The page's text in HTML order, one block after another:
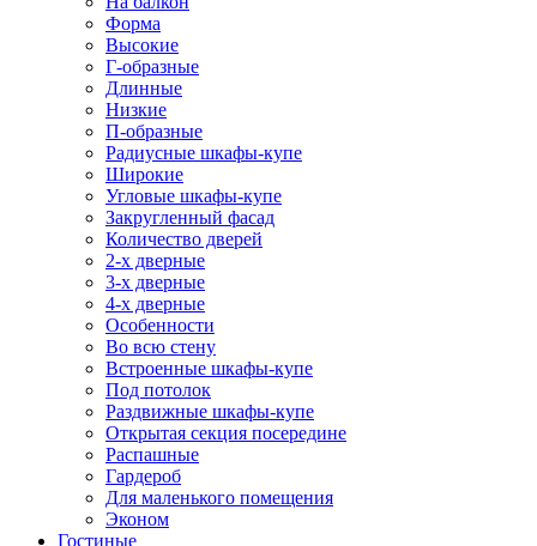
Форма
Высокие
Г-образные
Длинные
Низкие
П-образные
Радиусные шкафы-купе
Широкие
Угловые шкафы-купе
Закругленный фасад
Количество дверей
2-х дверные
3-х дверные
4-х дверные
Особенности
Во всю стену
Встроенные шкафы-купе
Под потолок
Раздвижные шкафы-купе
Открытая секция посередине
Распашные
Гардероб
Для маленького помещения
Эконом
Гостиные